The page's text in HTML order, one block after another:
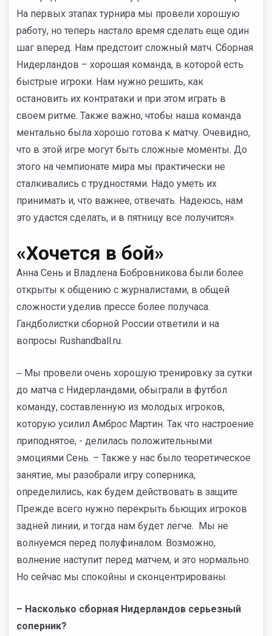
На первых этапах турнира мы провели хорошую
работу, но теперь настало время сделать еще один
шаг вперед. Нам предстоит сложный матч. Сборная
Нидерландов – хорошая команда, в которой есть
быстрые игроки. Нам нужно решить, как
остановить их контратаки и при этом играть в
своем ритме. Также важно, чтобы наша команда
ментально была хорошо готова к матчу. Очевидно,
что в этой игре могут быть сложные моменты. До
этого на чемпионате мира мы практически не
сталкивались с трудностями. Надо уметь их
принимать и, что важнее, отвечать. Надеюсь, нам
это удастся сделать, и в пятницу все получится».
«Хочется в бой»
Анна Сень и Владлена Бобровникова были более
открыты к общению с журналистами, в общей
сложности уделив прессе более получаса.
Гандболистки сборной России ответили и на
вопросы Rushandball.ru.
‒ Мы провели очень хорошую тренировку за сутки
до матча с Нидерландами, обыграли в футбол
команду, составленную из молодых игроков,
которую усилил Амброс Мартин. Так что настроение
приподнятое, - делилась положительными
эмоциями Сень. – Также у нас было теоретическое
занятие, мы разобрали игру соперника,
определились, как будем действовать в защите.
Прежде всего нужно перекрыть бьющих игроков
задней линии, и тогда нам будет легче. Мы не
волнуемся перед полуфиналом. Возможно,
волнение наступит перед матчем, и это нормально.
Но сейчас мы спокойны и сконцентрированы.
– Насколько сборная Нидерландов серьезный
соперник?